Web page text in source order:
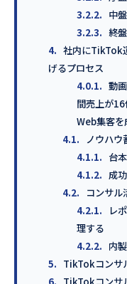
3.2.2. 中
3.2.3. 終
4. 社内にTikTok
げるプロセス
4.0.1. 動
間売上が
Web集客を
4.1.
ノウハウ
4.1.1. 台
4.1.2. 成
4.2.
コンサル
4.2.1.
レ
理する
4.2.2. 内
5. TikTokコンサ